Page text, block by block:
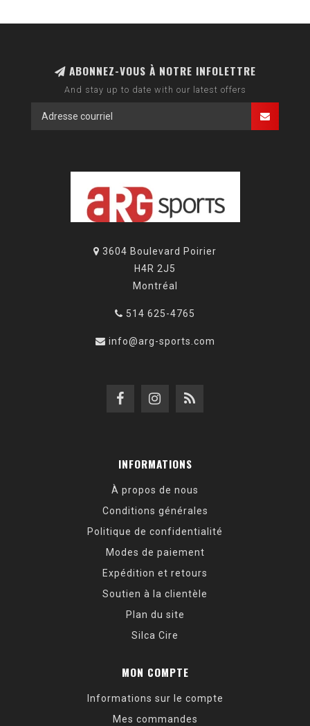
ABONNEZ-VOUS À NOTRE INFOLETTRE
And stay up to date with our latest offers
3604 Boulevard Poirier
H4R 2J5
Montréal
514 625-4765
info@arg-sports.com
INFORMATIONS
À propos de nous
Conditions générales
Politique de confidentialité
Modes de paiement
Expédition et retours
Soutien à la clientèle
Plan du site
Silca Cire
MON COMPTE
Informations sur le compte
Mes commandes